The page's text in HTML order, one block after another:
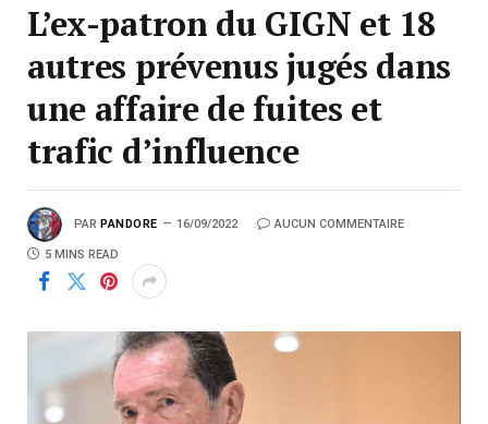
L’ex-patron du GIGN et 18
autres prévenus jugés dans
une affaire de fuites et
trafic d’influence
PAR PANDORE 16/09/2022 AUCUN COMMENTAIRE
5 MINS READ